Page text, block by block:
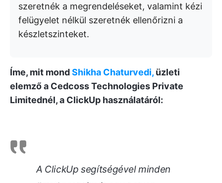
szeretnék a megrendeléseket, valamint kézi
felügyelet nélkül szeretnék ellenőrizni a
készletszinteket.
Íme, mit mondShikha Chaturvedi, üzleti
elemző a Cedcoss Technologies Private
Limitednél, a ClickUp használatáról:
A ClickUp segítségével minden